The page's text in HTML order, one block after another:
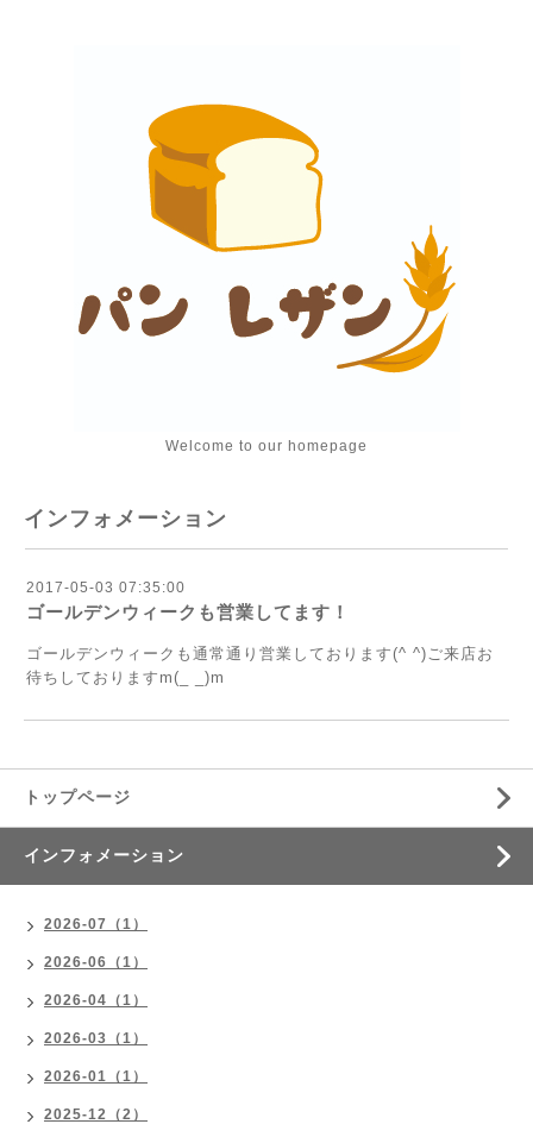
Welcome to our homepage
インフォメーション
2017-05-03 07:35:00
ゴールデンウィークも営業してます！
ゴールデンウィークも通常通り営業しております(^ ^)ご来店お
待ちしておりますm(_ _)m
トップページ
インフォメーション
2026-07（1）
2026-06（1）
2026-04（1）
2026-03（1）
2026-01（1）
2025-12（2）